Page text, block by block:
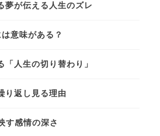
夢が伝える人生のズレ
意味がある？
「人生の切り替わり」
り返し見る理由
す感情の深さ